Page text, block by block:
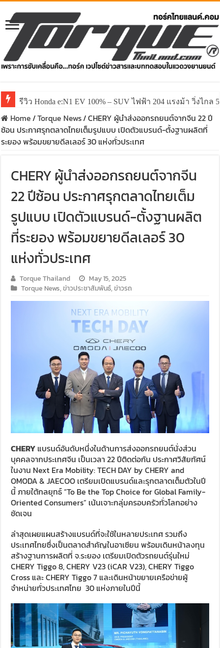
รีวิว Honda e:N1 EV 100% – SUV ไฟฟ้า 204 แรงม้า วิ่งไกล
Home/Torque News/CHERY ผู้นำส่งออกรถยนต์จากจีน 22 ปี
ซ้อน ประกาศรุกตลาดไทยเต็มรูปแบบ เปิดตัวแบรนด์-ตั้งฐานผลิตที่
ระยอง พร้อมขยายดีลเลอร์ 30 แห่งทั่วประเทศ
CHERY ผู้นำส่งออกรถยนต์จากจีน
22 ปีซ้อน ประกาศรุกตลาดไทยเต็ม
รูปแบบ เปิดตัวแบรนด์-ตั้งฐานผลิต
ที่ระยอง พร้อมขยายดีลเลอร์ 30
แห่งทั่วประเทศ
Torque Thailand
May 15, 2025
Torque News,ข่าวประชาสัมพันธ์,ข่าวรถ
CHERY แบรนด์อันดับหนึ่งในด้านการส่งออกรถยนต์นั่งส่วน
บุคคลจากประเทศจีน เป็นเวลา 22 ปีติดต่อกัน ประกาศวิสัยทัศน์
ในงาน Next Era Mobility: TECH DAY by CHERY and
OMODA & JAECOO เตรียมเปิดแบรนด์และรุกตลาดเต็มตัวในปี
นี้ ภายใต้กลยุทธ์ “To Be the Top Choice for Global Family-
Oriented Consumers” เน้นเจาะกลุ่มครอบครัวทั่วโลกอย่าง
ชัดเจน
ล่าสุดเผยแผนสร้างแบรนด์ที่จะใช้ในหลายประเทศ รวมถึง
ประเทศไทยซึ่งเป็นตลาดสำคัญในอาเซียน พร้อมเดินหน้าลงทุน
สร้างฐานการผลิตที่ จ.ระยอง เตรียมเปิดตัวรถยนต์รุ่นใหม่
CHERY Tiggo 8, CHERY V23 (iCAR V23), CHERY Tiggo
Cross และ CHERY Tiggo 7 และเดินหน้าขยายเครือข่ายผู้
จำหน่ายทั่วประเทศไทย 30 แห่งภายในปีนี้